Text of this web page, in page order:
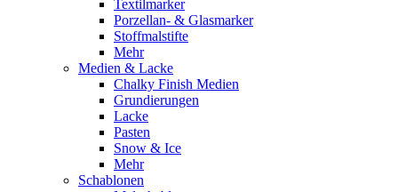
Textilmarker
Porzellan- & Glasmarker
Stoffmalstifte
Mehr
Medien & Lacke
Chalky Finish Medien
Grundierungen
Lacke
Pasten
Snow & Ice
Mehr
Schablonen